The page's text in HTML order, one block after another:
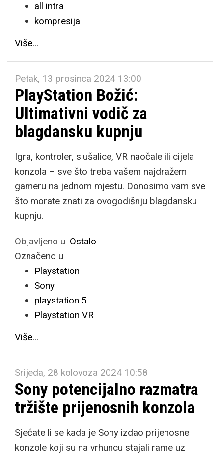
all intra
kompresija
Više...
Petak, 13 prosinca 2024 13:00
PlayStation Božić:
Ultimativni vodič za
blagdansku kupnju
Igra, kontroler, slušalice, VR naočale ili cijela
konzola – sve što treba vašem najdražem
gameru na jednom mjestu. Donosimo vam sve
što morate znati za ovogodišnju blagdansku
kupnju.
Objavljeno u Ostalo
Označeno u
Playstation
Sony
playstation 5
Playstation VR
Više...
Srijeda, 28 kolovoza 2024 10:58
Sony potencijalno razmatra
tržište prijenosnih konzola
Sjećate li se kada je Sony izdao prijenosne
konzole koji su na vrhuncu stajali rame uz